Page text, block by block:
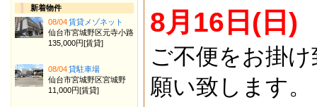
8月16日(日)
ご不便をお掛
願い致します。
新着物件
08/04賃貸メゾネット
仙台市宮城野区元寺小路
135,000円[賃貸]
08/04貸駐車場
仙台市宮城野区宮城野
11,000円[賃貸]